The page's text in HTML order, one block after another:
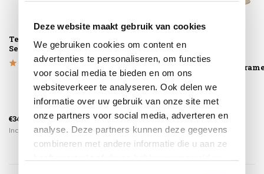
Deze website maakt gebruik van cookies
We gebruiken cookies om content en
advertenties te personaliseren, om functies
voor social media te bieden en om ons
websiteverkeer te analyseren. Ook delen we
informatie over uw gebruik van onze site met
onze partners voor social media, adverteren en
analyse. Deze partners kunnen deze gegevens
combineren met andere informatie die u aan ze
Teak Protector 4-
Seasons Outdoor
€34,95
Incl. btw
June lounge
tuintafel
hoogglans
keramiek caramel
6...
€588,00
€489,00
Incl. btw
hoogglans
keramiek
€689,00
Incl. btw